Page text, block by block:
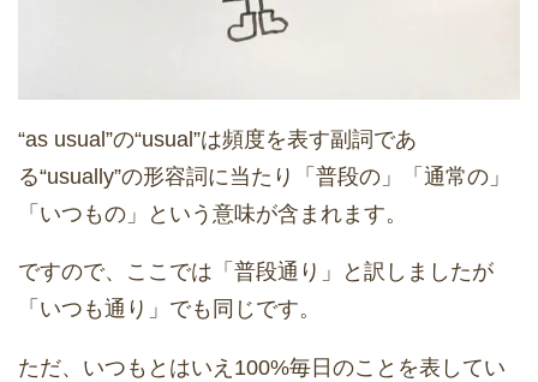
“as usual”の“usual”は頻度を表す副詞であ
る“usually”の形容詞に当たり「普段の」「通常の」
「いつもの」という意味が含まれます。
ですので、ここでは「普段通り」と訳しましたが
「いつも通り」でも同じです。
ただ、いつもとはいえ100%毎日のことを表してい